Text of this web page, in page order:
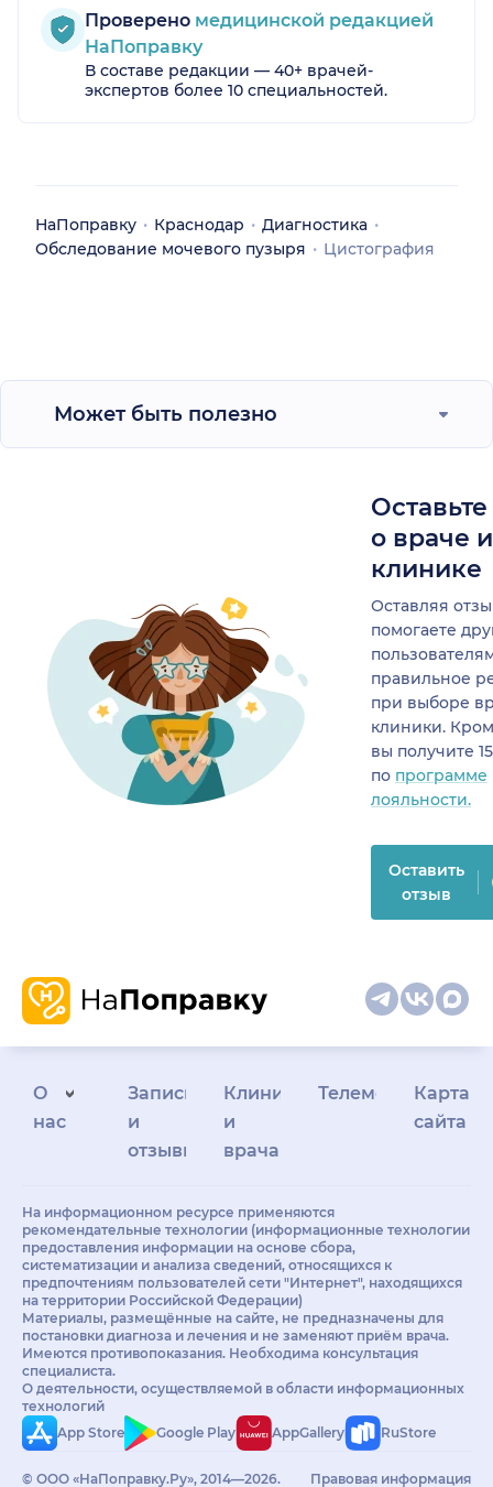
Проверено медицинской редакцией
НаПоправку
В составе редакции — 40+ врачей-
экспертов более 10 специальностей.
НаПоправку Краснодар
Диагностика
Обследование мочевого пузыря
Цистография
Может быть полезно
о враче
клинике
Оставляя
помогаете
правильное
при выборе
клиники.
вы получите
по программе
лояльности.
Оставить
отзыв
О
нас
Запись
и
отзывы
Клиникам
и
врачам
Телемедицина
Карта
сайта
На информационном ресурсе применяются
рекомендательные технологии (информационные технологии
предоставления информации на основе сбора,
систематизации и анализа сведений, относящихся к
предпочтениям пользователей сети "Интернет", находящихся
на территории Российской Федерации)
Материалы, размещённые на сайте, не предназначены для
постановки диагноза и лечения и не заменяют приём врача.
Имеются противопоказания. Необходима консультация
специалиста.
О деятельности, осуществляемой в области информационных
технологий
App Store
Google Play AppGallery RuStore
© ООО «НаПоправку.Ру», 2014—2026.
Правовая информация